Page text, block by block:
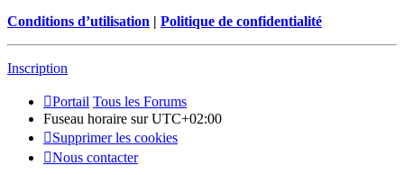
Conditions d’utilisation | Politique de confidentialité
Inscription
Portail Tous les Forums
Fuseau horaire surUTC+02:00
Supprimer les cookies
Nous contacter